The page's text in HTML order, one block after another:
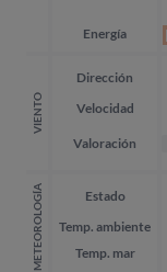
Energía
VIENTO
Dirección
Velocidad
Valoración
METEOROLOGÍA
Estado
Temp. ambiente
Temp. mar